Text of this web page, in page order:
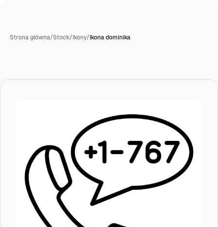
Strona główna/Stock/Ikony/Ikona dominika